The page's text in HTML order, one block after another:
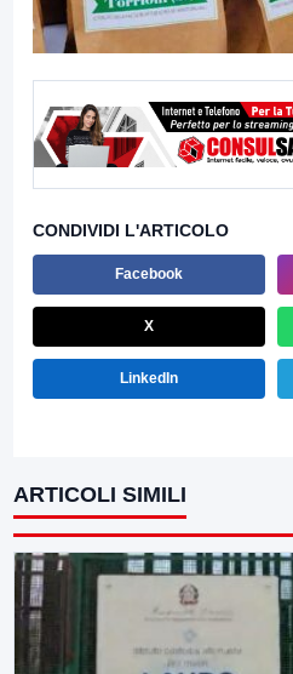
CONDIVIDI L'ARTICOLO
Facebook
X
LinkedIn
ARTICOLI SIMILI